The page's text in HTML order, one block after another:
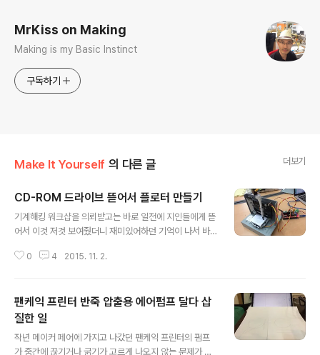
MrKiss on Making
Making is my Basic Instinct
구독하기
Make It Yourself 의 다른 글 더보기
CD-ROM 드라이브 뜯어서 플로터 만들기
기계해킹 워크샵을 의뢰받고는 바로 일전에 지인들에게 뜯
어서 이것 저것 보여줬더니 재미있어하던 기억이 나서 바
M드라이브 3개를 뜯어서 3축 CNC조각기를 만든적이 있
다는 게 아니라 오늘이 가기 전에 사용법이라도 간단하게
올려둬야 오늘 만들고 간 학생들이 집에 가서 조금이라도
더 만져보지 않을까 싶어서 간단하게 쓴다. 워크샵에서 완
성한 플로터 컨트롤 보드로 사용한 RAMP보드에 올린 펌
0 4 2015. 11. 2.
팬케익 프린터 반죽 압출용 에어펌프 달다 삽
질한 일
작년 메이커 페어에 가지고 나갔던 팬케익 프린터의 펌프
가 중간에 끊기거나 굵기가 고르게 나오지 않는 문제가 있